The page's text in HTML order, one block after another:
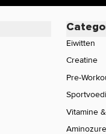
Eiwitten
Creatine
Pre-
Vitamine